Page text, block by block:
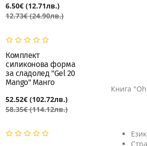
6.50€ (12.71лв.)
12.73€ (24.90лв.)
Комплект
силиконова форма
за сладолед "Gel 20
Mango" Манго
52.52€ (102.72лв.)
58.35€ (114.12лв.)
Книга